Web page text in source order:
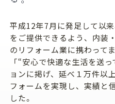
平成12年7月に発足して以
をご提供できるよう、内装
のリフォーム業に携わって
「“安心で快適な生活を送
ョンに掲げ、延べ１万件以
フォームを実現し、実績と
した。